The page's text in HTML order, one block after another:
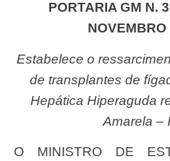
PORTARIA GM N. 3.745, DE 23 DE
NOVEMBRO
Estabelece o ressarcimento de procedimentos
de transplantes de
Hepática Hiperaguda
Amarela –
O MINISTRO DE ESTADO DA SAÚDE,